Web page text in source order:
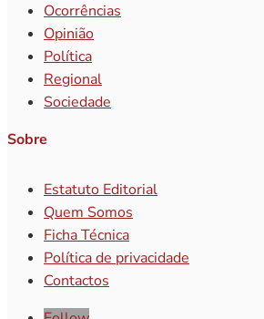
Ocorrências
Opinião
Política
Regional
Sociedade
Sobre
Estatuto Editorial
Quem Somos
Ficha Técnica
Política de privacidade
Contactos